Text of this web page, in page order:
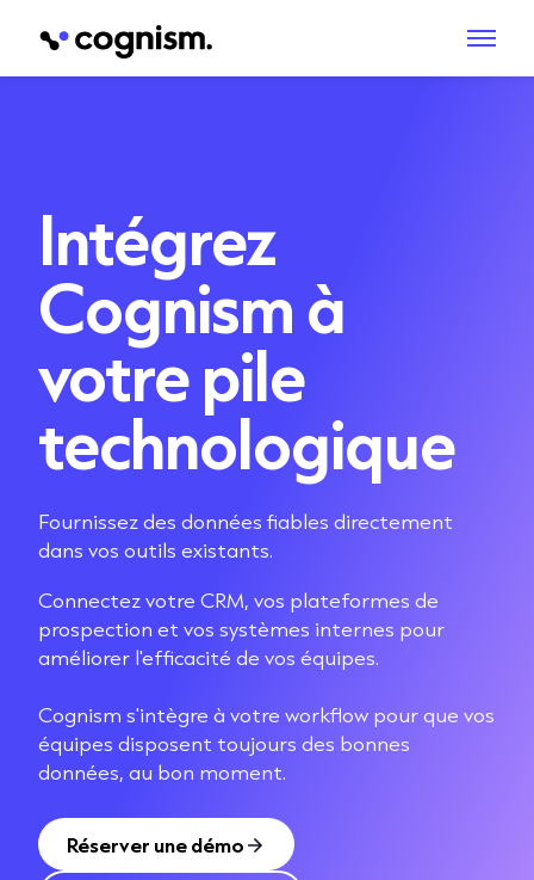
Intégrez
Cognism à
votre pile
technologique
Fournissez des données fiables directement
dans vos outils existants.
Connectez votre CRM, vos plateformes de
prospection et vos systèmes internes pour
améliorer l'efficacité de vos équipes.
Cognism s'intègre à votre workflow pour que vos
équipes disposent toujours des bonnes
données, au bon moment.
Réserver une démo